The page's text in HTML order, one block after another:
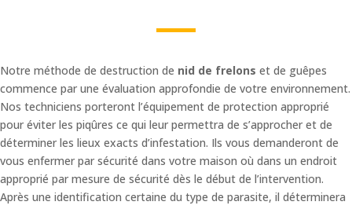
Notre méthode de destruction de nid de frelons et de guêpes
commence par une évaluation approfondie de votre environnement.
Nos techniciens porteront l’équipement de protection approprié
pour éviter les piqûres ce qui leur permettra de s’approcher et de
déterminer les lieux exacts d’infestation. Ils vous demanderont de
vous enfermer par sécurité dans votre maison où dans un endroit
approprié par mesure de sécurité dès le début de l’intervention.
Après une identification certaine du type de parasite, il déterminera